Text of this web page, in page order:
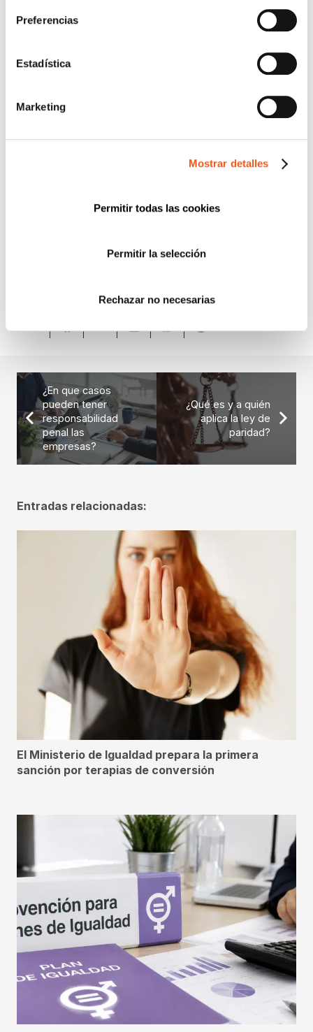
Preferencias
Estadística
Marketing
Mostrar detalles
Permitir todas las cookies
Permitir la selección
Rechazar no necesarias
CORPORATIVO
ECOMMERCE
FORMACIÓN
PROTECCIÓN DE DATOS
¿En que casos
pueden tener
responsabilidad
penal las
empresas?
¿Qué es y a quién
aplica la ley de
paridad?
Entradas relacionadas:
El Ministerio de Igualdad prepara la primera
sanción por terapias de conversión